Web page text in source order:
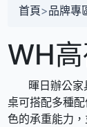
首頁>品牌專
WH
暉日辦公家具
桌可搭配多種
色的承重能力